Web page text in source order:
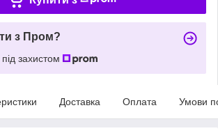
з Пром?
захистом
Доставка Оплата Умови